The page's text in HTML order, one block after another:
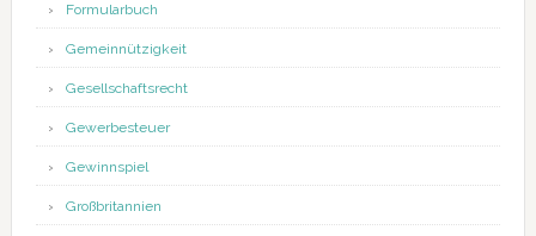
Formularbuch
Gemeinnützigkeit
Gesellschaftsrecht
Gewerbesteuer
Gewinnspiel
Großbritannien